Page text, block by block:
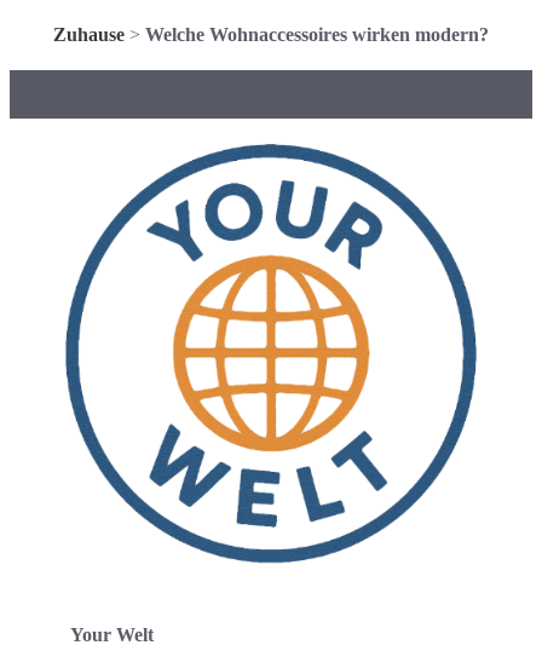
Zuhause > Welche Wohnaccessoires wirken modern?
Your Welt